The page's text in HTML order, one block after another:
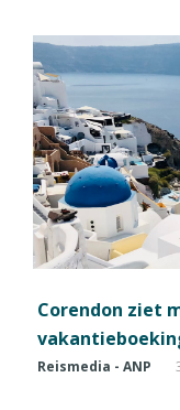
Corendon ziet
Reismedia - ANP